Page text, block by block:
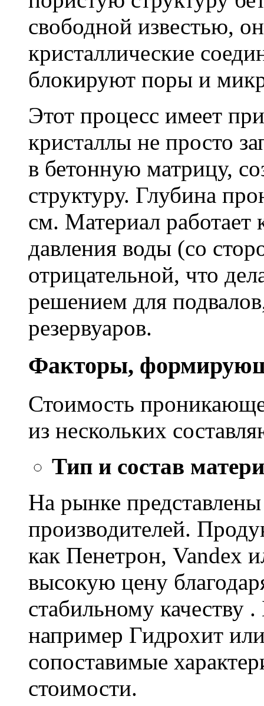
свободной известью,
кристаллические
блокируют поры и
Этот процесс имеет
кристаллы не просто
в бетонную матрицу,
структуру. Глубина
см. Материал работает
давления воды (со
отрицательной, что
решением для
резервуаров.
Факторы,
Стоимость
из нескольких
Тип и состав
На рынке
производителей.
как Пенетрон, Vandex
высокую цену
стабильному качеству
например Гидрохит
сопоставимые
стоимости.